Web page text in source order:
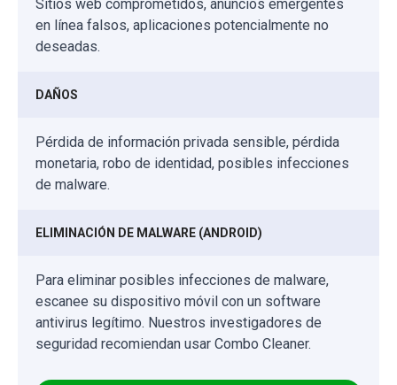
Sitios web comprometidos, anuncios emergentes
en línea falsos, aplicaciones potencialmente no
deseadas.
DAÑOS
Pérdida de información privada sensible, pérdida
monetaria, robo de identidad, posibles infecciones
de malware.
ELIMINACIÓN DE MALWARE (ANDROID)
Para eliminar posibles infecciones de malware,
escanee su dispositivo móvil con un software
antivirus legítimo. Nuestros investigadores de
seguridad recomiendan usar Combo Cleaner.